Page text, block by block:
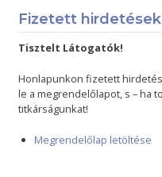
Fizetett hirdetések
Tisztelt Látogatók!
Honlapunkon fizetett
le a megrendelőlapot, s – ha
titkárságunkat!
Megrendelőlap letöltése